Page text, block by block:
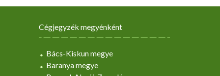
Cégjegyzék megyénként
Bács-Kiskun megye
Baranya megye